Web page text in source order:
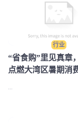
行业
“省食购”里见真章
点燃大湾区暑期消
...